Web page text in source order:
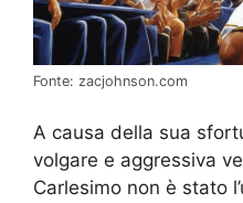
Fonte: zacjohnson.com
A causa della sua
volgare e aggressiva
Carlesimo non è stato